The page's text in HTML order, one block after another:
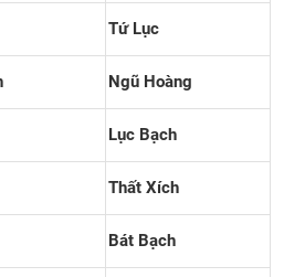
Tứ Lục
Ngũ Hoàng
Lục Bạch
Thất Xích
Bát Bạch